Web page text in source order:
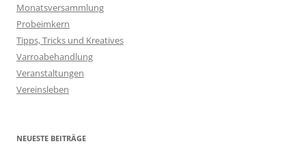
Monatsversammlung
Probeimkern
Tipps, Tricks und Kreatives
Varroabehandlung
Veranstaltungen
Vereinsleben
NEUESTE BEITRÄGE